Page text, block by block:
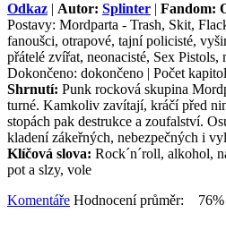
Odkaz | Autor: Splinter | Fandom:
Postavy: Mordparta - Trash, Skit,
fanoušci, otrapové, tajní policisté,
přátelé zvířat, neonacisté, Sex Pistols,
Dokončeno: dokončeno | Počet
Shrnutí: Punk rocková skupina
turné. Kamkoliv zavítají, kráčí před
stopách pak destrukce a zoufalství.
kladení zákeřných, nebezpečných i
Klíčová slova: Rock´n´roll, alkohol,
pot a slzy, vole
Komentáře Hodnocení průměr: